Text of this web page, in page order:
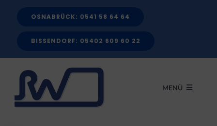
OSNABRÜCK: 0541 58 64 64
BISSENDORF: 05402 609 60 22
MENÜ